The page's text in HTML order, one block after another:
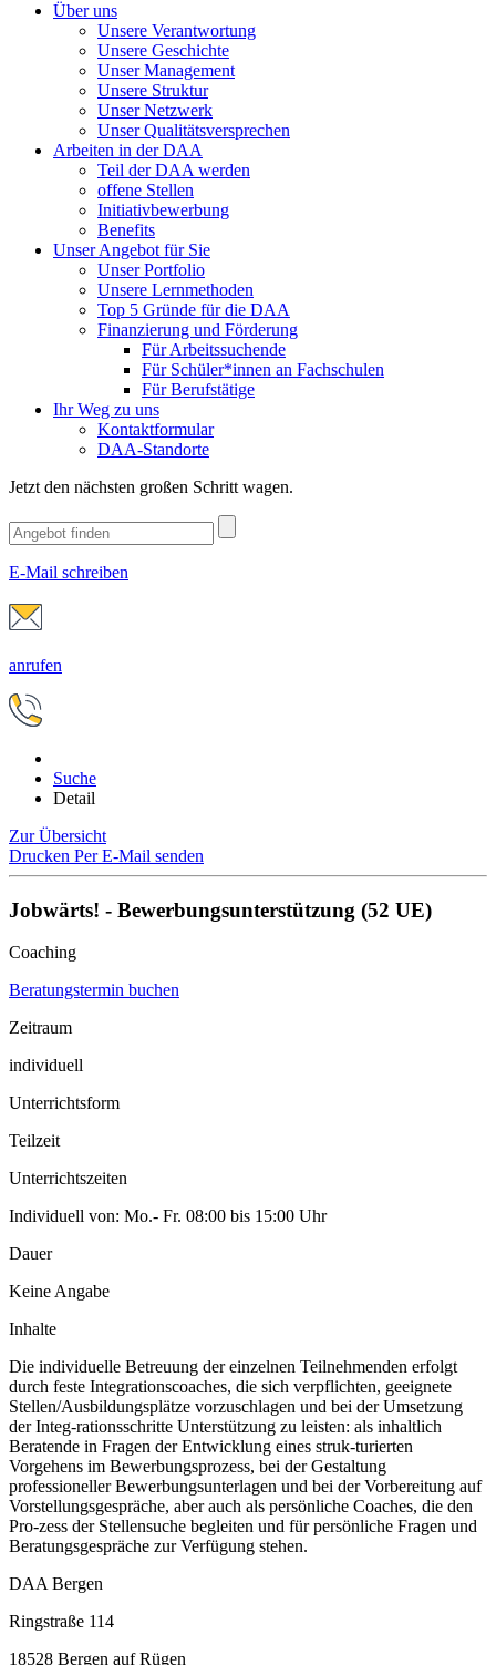
Über uns
Unsere Verantwortung
Unsere Geschichte
Unser Management
Unsere Struktur
Unser Netzwerk
Unser Qualitätsversprechen
Arbeiten in der DAA
Teil der DAA werden
offene Stellen
Initiativbewerbung
Benefits
Unser Angebot für Sie
Unser Portfolio
Unsere Lernmethoden
Top 5 Gründe für die DAA
Finanzierung und Förderung
Für Arbeitssuchende
Für Schüler*innen an Fachschulen
Für Berufstätige
Ihr Weg zu uns
Kontaktformular
DAA-Standorte
Jetzt den nächsten großen Schritt wagen.
E-Mail schreiben
anrufen
Suche
Detail
Zur Übersicht
Drucken Per E-Mail senden
Jobwärts! - Bewerbungsunterstützung (52 UE)
Coaching
Beratungstermin buchen
Zeitraum
individuell
Unterrichtsform
Teilzeit
Unterrichtszeiten
Individuell von: Mo.- Fr. 08:00 bis 15:00 Uhr
Dauer
Keine Angabe
Inhalte
Die individuelle Betreuung der einzelnen Teilnehmenden erfolgt
durch feste Integrationscoaches, die sich verpflichten, geeignete
Stellen/Ausbildungsplätze vorzuschlagen und bei der Umsetzung
der Integ-rationsschritte Unterstützung zu leisten: als inhaltlich
Beratende in Fragen der Entwicklung eines struk-turierten
Vorgehens im Bewerbungsprozess, bei der Gestaltung
professioneller Bewerbungsunterlagen und bei der Vorbereitung auf
Vorstellungsgespräche, aber auch als persönliche Coaches, die den
Pro-zess der Stellensuche begleiten und für persönliche Fragen und
Beratungsgespräche zur Verfügung stehen.
DAA Bergen
Ringstraße 114
18528 Bergen auf Rügen